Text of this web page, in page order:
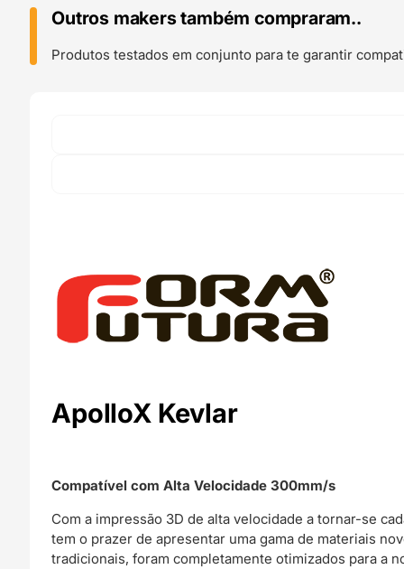
Black
-
FORMFUTURA
Outros makers também compraram..
Produtos testados em conjunto para te garantir
ApolloX Kevlar
Compatível com Alta Velocidade 300mm/s
Com a impressão 3D de alta velocidade a tornar-se
tem o prazer de apresentar uma gama de materiais
tradicionais, foram completamente otimizados para a